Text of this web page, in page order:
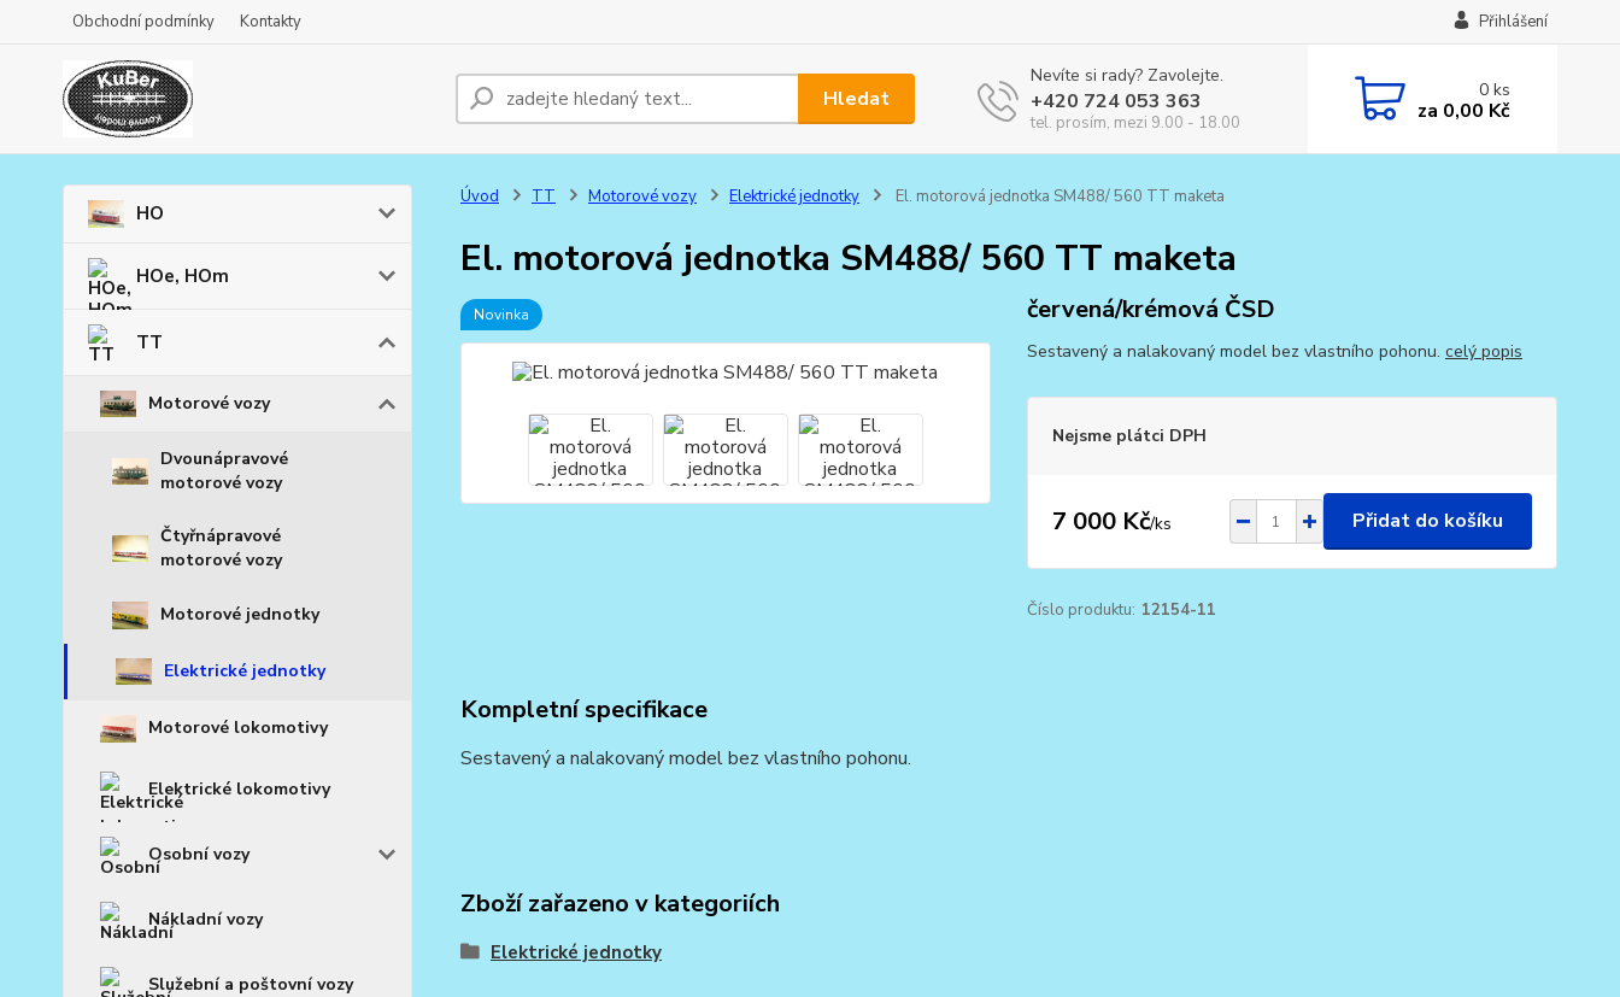
Obchodní podmínky Kontakty Přihlášení
Hledat
Nevíte si rady? Zavolejte.
+420 724 053 363
tel. prosím, mezi 9.00 - 18.00
0ks
za 0,00 Kč
HO
HOe, HOm
TT
Motorové vozy
Dvounápravové
motorové vozy
Čtyřnápravové
motorové vozy
Motorové jednotky
Elektrické jednotky
Motorové lokomotivy
Elektrické lokomotivy
Osobní vozy
Nákladní vozy
Služební a poštovní vozy
Úvod TT Motorové vozy Elektrické jednotky El. motorová jednotka SM488/ 560 TT maketa
El. motorová jednotka SM488/ 560 TT maketa
Novinka červená/krémová ČSD
Sestavený a nalakovaný model bez vlastního pohonu. celý popis
Nejsme plátci DPH
7 000 Kč/ks Přidat do košíku
Číslo produktu: 12154-11
Kompletní specifikace
Sestavený a nalakovaný model bez vlastního pohonu.
Zboží zařazeno v kategoriích
Elektrické jednotky